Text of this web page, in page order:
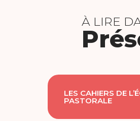
À LIRE
LES CAHIERS DE
PASTORALE